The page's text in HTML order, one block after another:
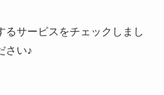
るサービスをチェックしまし
さい♪